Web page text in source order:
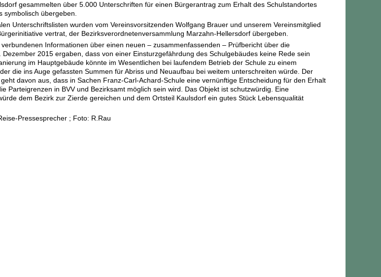
gesammelten über 5.000 Unterschriften für einen Bürgerantrag zum Erhalt des Schulstandortes
symbolisch übergeben.
Unterschriftslisten wurden vom Vereinsvorsitzenden Wolfgang Brauer und unserem Vereinsmitglied
vertrat, der Bezirksverordnetenversammlung Marzahn-Hellersdorf übergeben.
Informationen über einen neuen – zusammenfassenden – Prüfbericht über die
2015 ergaben, dass von einer Einsturzgefährdung des Schulgebäudes keine Rede sein
im Hauptgebäude könnte im Wesentlichen bei laufendem Betrieb der Schule zu einem
die ins Auge gefassten Summen für Abriss und Neuaufbau bei weitem unterschreiten würde. Der
davon aus, dass in Sachen Franz-Carl-Achard-Schule eine vernünftige Entscheidung für den Erhalt
Parteigrenzen in BVV und Bezirksamt möglich sein wird. Das Objekt ist schutzwürdig. Eine
dem Bezirk zur Zierde gereichen und dem Ortsteil Kaulsdorf ein gutes Stück Lebensqualität
Pressesprecher ; Foto: R.Rau